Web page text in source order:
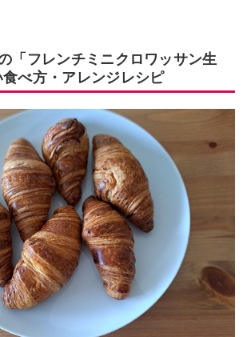
「フレンチミニクロワッサン生
べ方・アレンジレシピ